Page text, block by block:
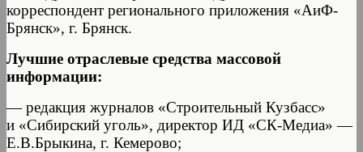
корреспондент регионального приложения «АиФ-
Брянск», г. Брянск.
Лучшие отраслевые средства массовой
информации:
— редакция журналов «Строительный Кузбасс»
и «Сибирский уголь», директор ИД «СК-Медиа» —
Е.В.Брыкина, г. Кемерово;